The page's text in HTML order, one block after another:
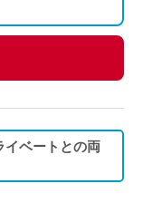
イベートとの両